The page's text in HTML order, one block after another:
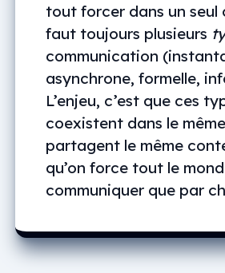
tout forcer dans un seul
faut toujours plusieurs
communication
asynchrone, formelle,
L’enjeu, c’est que ces
coexistent dans le
partagent le même
qu’on force tout le
communiquer que par